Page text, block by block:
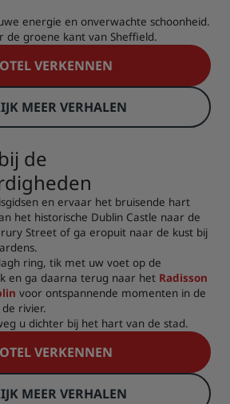
energie en onverwachte schoonheid.
de groene kant van Sheffield.
VERKENNEN
MEER VERHALEN
de
en ervaar het bruisende hart
het historische Dublin Castle naar de
Street of ga eropuit naar de kust bij
ring, tik met uw voet op de
en ga daarna terug naar het Radisson
voor ontspannende momenten in de
rivier.
u dichter bij het hart van de stad.
VERKENNEN
MEER VERHALEN